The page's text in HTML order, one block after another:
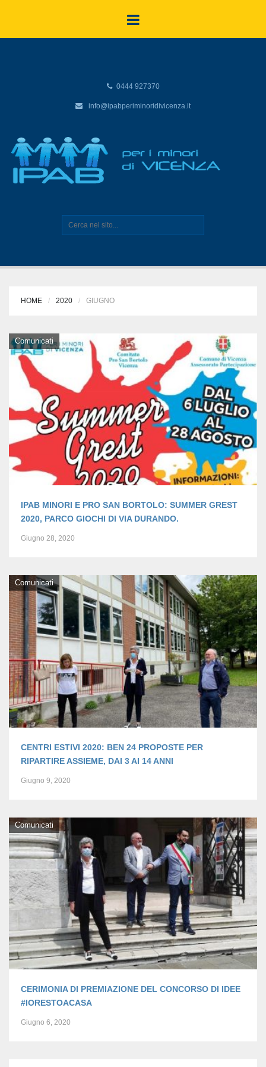
0444 927370
info@ipabperiminoridivicenza.it
HOME 2020 GIUGNO
Comunicati
IPAB MINORI E PRO SAN BORTOLO: SUMMER GREST
2020, PARCO GIOCHI DI VIA DURANDO.
Giugno 28, 2020
Comunicati
CENTRI ESTIVI 2020: BEN 24 PROPOSTE PER
RIPARTIRE ASSIEME, DAI 3 AI 14 ANNI
Giugno 9, 2020
Comunicati
CERIMONIA DI PREMIAZIONE DEL CONCORSO DI IDEE
#IORESTOACASA
Giugno 6, 2020